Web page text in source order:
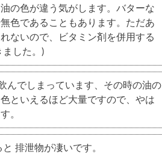
の色が違う気がします。バターな
色であることもあります。ただあ
ないので、ビタミン剤を併用する
ました。)
んでしまっています、その時の油の
といえるほど大量ですので、やは
。
排泄物が凄いです。